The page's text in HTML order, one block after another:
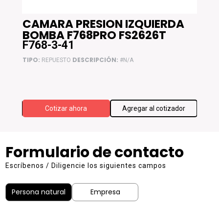
CAMARA PRESION IZQUIERDA
BOMBA F768PRO FS2626T
F768-3-41
TIPO: REPUESTO DESCRIPCIÓN: #N/A
Cotizar ahora Agregar al cotizador
Formulario de contacto
Escríbenos / Diligencie los siguientes campos
Persona natural Empresa